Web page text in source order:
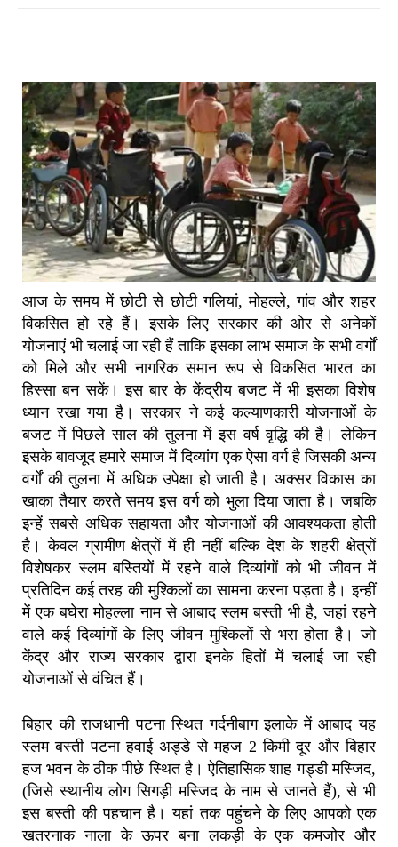
आज के समय में छोटी से छोटी गलियां, मोहल्ले, गांव और शहर
विकसित हो रहे हैं। इसके लिए सरकार की ओर से अनेकों
योजनाएं भी चलाई जा रही हैं ताकि इसका लाभ समाज के सभी वर्गों
को मिले और सभी नागरिक समान रूप से विकसित भारत का
हिस्सा बन सकें। इस बार के केंद्रीय बजट में भी इसका विशेष
ध्यान रखा गया है। सरकार ने कई कल्याणकारी योजनाओं के
बजट में पिछले साल की तुलना में इस वर्ष वृद्धि की है। लेकिन
इसके बावजूद हमारे समाज में दिव्यांग एक ऐसा वर्ग है जिसकी अन्य
वर्गों की तुलना में अधिक उपेक्षा हो जाती है। अक्सर विकास का
खाका तैयार करते समय इस वर्ग को भुला दिया जाता है। जबकि
इन्हें सबसे अधिक सहायता और योजनाओं की आवश्यकता होती
है। केवल ग्रामीण क्षेत्रों में ही नहीं बल्कि देश के शहरी क्षेत्रों
विशेषकर स्लम बस्तियों में रहने वाले दिव्यांगों को भी जीवन में
प्रतिदिन कई तरह की मुश्किलों का सामना करना पड़ता है। इन्हीं
में एक बघेरा मोहल्ला नाम से आबाद स्लम बस्ती भी है, जहां रहने
वाले कई दिव्यांगों के लिए जीवन मुश्किलों से भरा होता है। जो
केंद्र और राज्य सरकार द्वारा इनके हितों में चलाई जा रही
योजनाओं से वंचित हैं।
बिहार की राजधानी पटना स्थित गर्दनीबाग इलाके में आबाद यह
स्लम बस्ती पटना हवाई अड्डे से महज 2 किमी दूर और बिहार
हज भवन के ठीक पीछे स्थित है। ऐतिहासिक शाह गड्डी मस्जिद,
(जिसे स्थानीय लोग सिगड़ी मस्जिद के नाम से जानते हैं), से भी
इस बस्ती की पहचान है। यहां तक पहुंचने के लिए आपको एक
खतरनाक नाला के ऊपर बना लकड़ी के एक कमजोर और